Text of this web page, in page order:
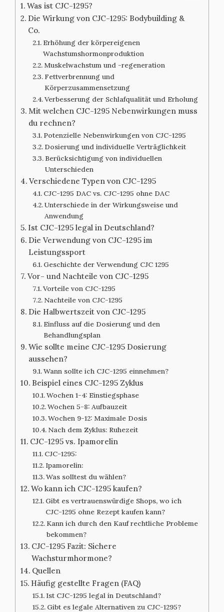
Was ist CJC-1295?
Die Wirkung von CJC-1295: Bodybuilding &
Co.
Erhöhung der körpereigenen
Wachstumshormonproduktion
Muskelwachstum und -regeneration
Fettverbrennung und
Körperzusammensetzung
Verbesserung der Schlafqualität und Erholung
Mit welchen CJC-1295 Nebenwirkungen muss
du rechnen?
Potenzielle Nebenwirkungen von CJC-1295
Dosierung und individuelle Verträglichkeit
Berücksichtigung von individuellen
Unterschieden
Verschiedene Typen von CJC-1295
CJC-1295 DAC vs. CJC-1295 ohne DAC
Unterschiede in der Wirkungsweise und
Anwendung
Ist CJC-1295 legal in Deutschland?
Die Verwendung von CJC-1295 im
Leistungssport
Geschichte der Verwendung CJC 1295
Vor- und Nachteile von CJC-1295
Vorteile von CJC-1295
Nachteile von CJC-1295
Die Halbwertszeit von CJC-1295
Einfluss auf die Dosierung und den
Behandlungsplan
Wie sollte meine CJC-1295 Dosierung
aussehen?
Wann sollte ich CJC-1295 einnehmen?
Beispiel eines CJC-1295 Zyklus
Wochen 1-4: Einstiegsphase
Wochen 5-8: Aufbauzeit
Wochen 9-12: Maximale Dosis
Nach dem Zyklus: Ruhezeit
CJC-1295 vs. Ipamorelin
CJC-1295:
Ipamorelin:
Was solltest du wählen?
Wo kann ich CJC-1295 kaufen?
Gibt es vertrauenswürdige Shops, wo ich
CJC-1295 ohne Rezept kaufen kann?
Kann ich durch den Kauf rechtliche Probleme
bekommen?
CJC-1295 Fazit: Sichere
Wachsturmhormone?
Quellen
Häufig gestellte Fragen (FAQ)
Ist CJC-1295 legal in Deutschland?
Gibt es legale Alternativen zu CJC-1295?